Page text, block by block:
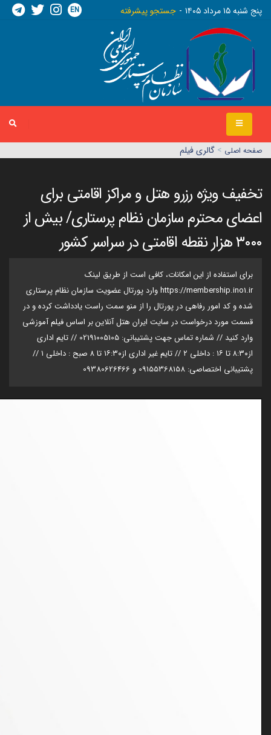
پنج شنبه ١٥ مرداد ١٤٠٥ جستجو پیشرفته EN
صفحه اصلي > گالری فیلم
تخفیف ویژه رزرو هتل و مراکز اقامتی برای
اعضای محترم سازمان نظام پرستاری/ بیش از
۳۰۰۰ هزار نقطه اقامتی در سراسر کشور
برای استفاده از این امکانات‌، کافی است از طریق لینک
https://membership.ino1.ir وارد پورتال عضویت سازمان نظام پرستاری
شده و کد امور رفاهی در پورتال را از منو سمت راست یادداشت کرده و در
قسمت مورد درخواست در سایت ایران هتل آنلاین بر اساس فیلم آموزشی
وارد کنید // شماره تماس جهت پشتیبانی: 02191005105 // تایم اداری
از۸:۳۰ تا ۱۶ : داخلی ۲ // تایم غیر اداری از۱۶:۳۰ تا ۸ صبح : داخلی ۱ //
پشتیبانی اختصاصی: 09155368158 و 09380626466